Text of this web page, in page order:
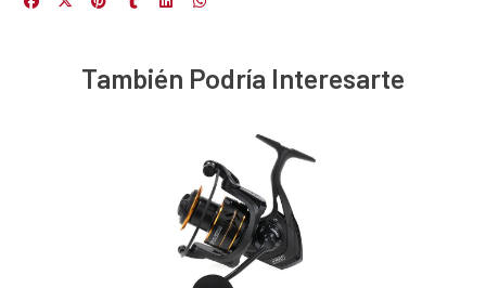
También Podría Interesarte